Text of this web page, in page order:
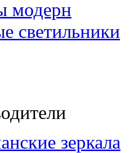
модерн
светильники
зеркала